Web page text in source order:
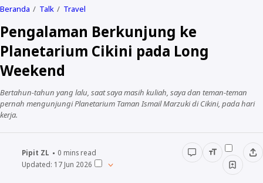
Beranda Talk Travel
Pengalaman Berkunjung ke
Planetarium Cikini pada Long
Weekend
Bertahun-tahun yang lalu, saat saya masih kuliah, saya dan teman-teman
pernah mengunjungi Planetarium Taman Ismail Marzuki di Cikini, pada hari
kerja.
Pipit ZL 0 mins read
Updated: 17 Jun 2026